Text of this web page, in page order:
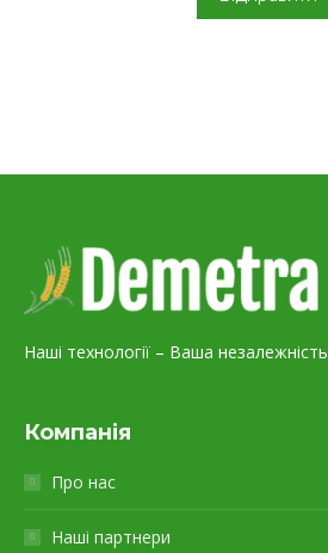
Наші технології – Ваша незалежність
Компанія
Про нас
Наші партнери